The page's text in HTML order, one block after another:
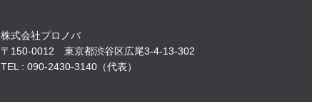
株式会社プロノバ
〒150-0012 東京都渋谷区広尾3-4-13-302
TEL : 090-2430-3140（代表）